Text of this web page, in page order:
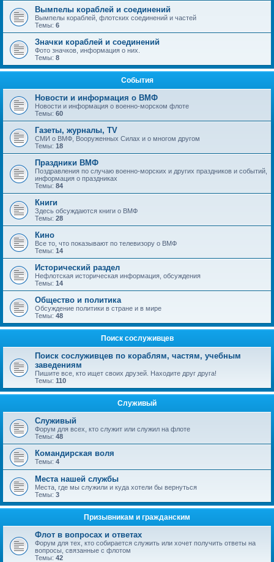
Вымпелы кораблей и соединений
Вымпелы кораблей, флотских соединений и частей
Темы: 6
Значки кораблей и соединений
Фото значков, информация о них.
Темы: 8
События
Новости и информация о ВМФ
Новости и информация о военно-морском флоте
Темы: 60
Газеты, журналы, TV
СМИ о ВМФ, Вооруженных Силах и о многом другом
Темы: 18
Праздники ВМФ
Поздравления по случаю военно-морских и других праздников и событий,
информация о праздниках
Темы: 84
Книги
Здесь обсуждаются книги о ВМФ
Темы: 28
Кино
Все то, что показывают по телевизору о ВМФ
Темы: 14
Исторический раздел
Нефлотская историческая информация, обсуждения
Темы: 14
Общество и политика
Обсуждение политики в стране и в мире
Темы: 48
Поиск сослуживцев
Поиск сослуживцев по кораблям, частям, учебным
заведениям
Пишите все, кто ищет своих друзей. Находите друг друга!
Темы: 110
Служивый
Служивый
Форум для всех, кто служит или служил на флоте
Темы: 48
Командирская воля
Темы: 4
Места нашей службы
Места, где мы служили и куда хотели бы вернуться
Темы: 3
Призывникам и гражданским
Флот в вопросах и ответах
Форум для тех, кто собирается служить или хочет получить ответы на
вопросы, связанные с флотом
Темы: 42